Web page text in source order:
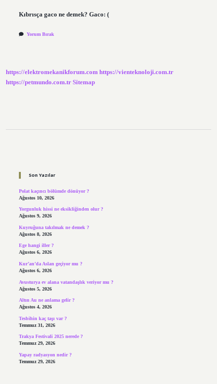
Kıbrısça gaco ne demek? Gaco: (
Yorum Bırak
https://elektromekanikforum.com https://vienteknoloji.com.tr
https://petmundo.com.tr Sitemap
Son Yazılar
Polat kaçıncı bölümde dönüyor ?
Ağustos 10, 2026
Yorgunluk hissi ne eksikliğinden olur ?
Ağustos 9, 2026
Kuyruğuna takılmak ne demek ?
Ağustos 8, 2026
Ege hangi iller ?
Ağustos 6, 2026
Kur’an’da Aslan geçiyor mu ?
Ağustos 6, 2026
Avusturya ev alana vatandaşlık veriyor mu ?
Ağustos 5, 2026
Altın Au ne anlama gelir ?
Ağustos 4, 2026
Tesbihin kaç taşı var ?
Temmuz 31, 2026
Trakya Festivali 2025 nerede ?
Temmuz 29, 2026
Yapay radyasyon nedir ?
Temmuz 29, 2026